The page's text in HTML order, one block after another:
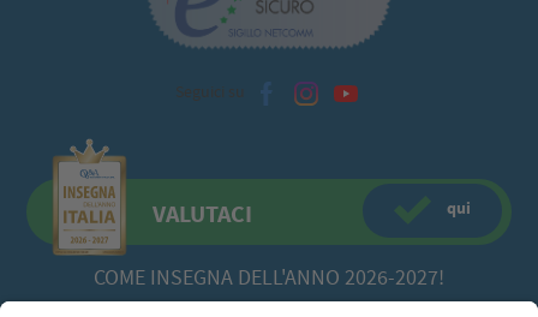
Seguici su
VALUTACI
COME INSEGNA DELL'ANNO 2026-2027!
qui